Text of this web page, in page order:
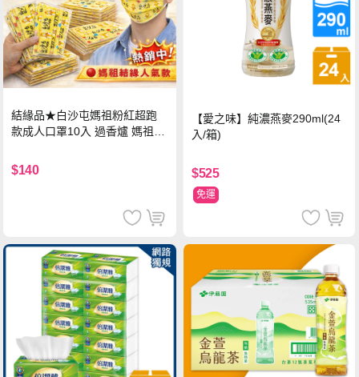
結緣品★白沙屯媽祖粉紅超跑
款成人口罩10入 過香爐 媽祖加
$140
【愛之味】純濃燕麥290ml(24
入/箱)
$525
免運